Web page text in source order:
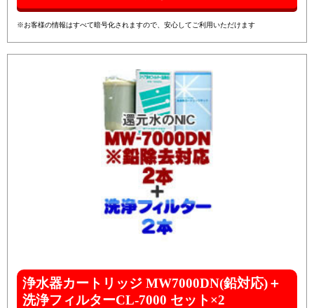
※お客様の情報はすべて暗号化されますので、安心してご利用いただけます
浄水器カートリッジ MW7000DN(鉛対応)＋
洗浄フィルターCL-7000 セット×2